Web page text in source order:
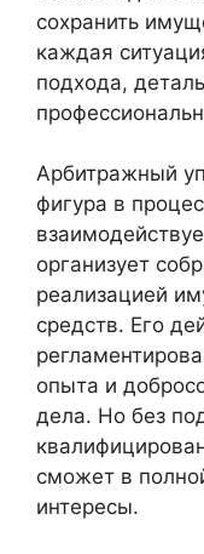
сохранить
каждая
подхода,
Арбитражный
фигура в
организует
реализацией
средств. Его
опыта и
дела. Но без
сможет в
интересы.